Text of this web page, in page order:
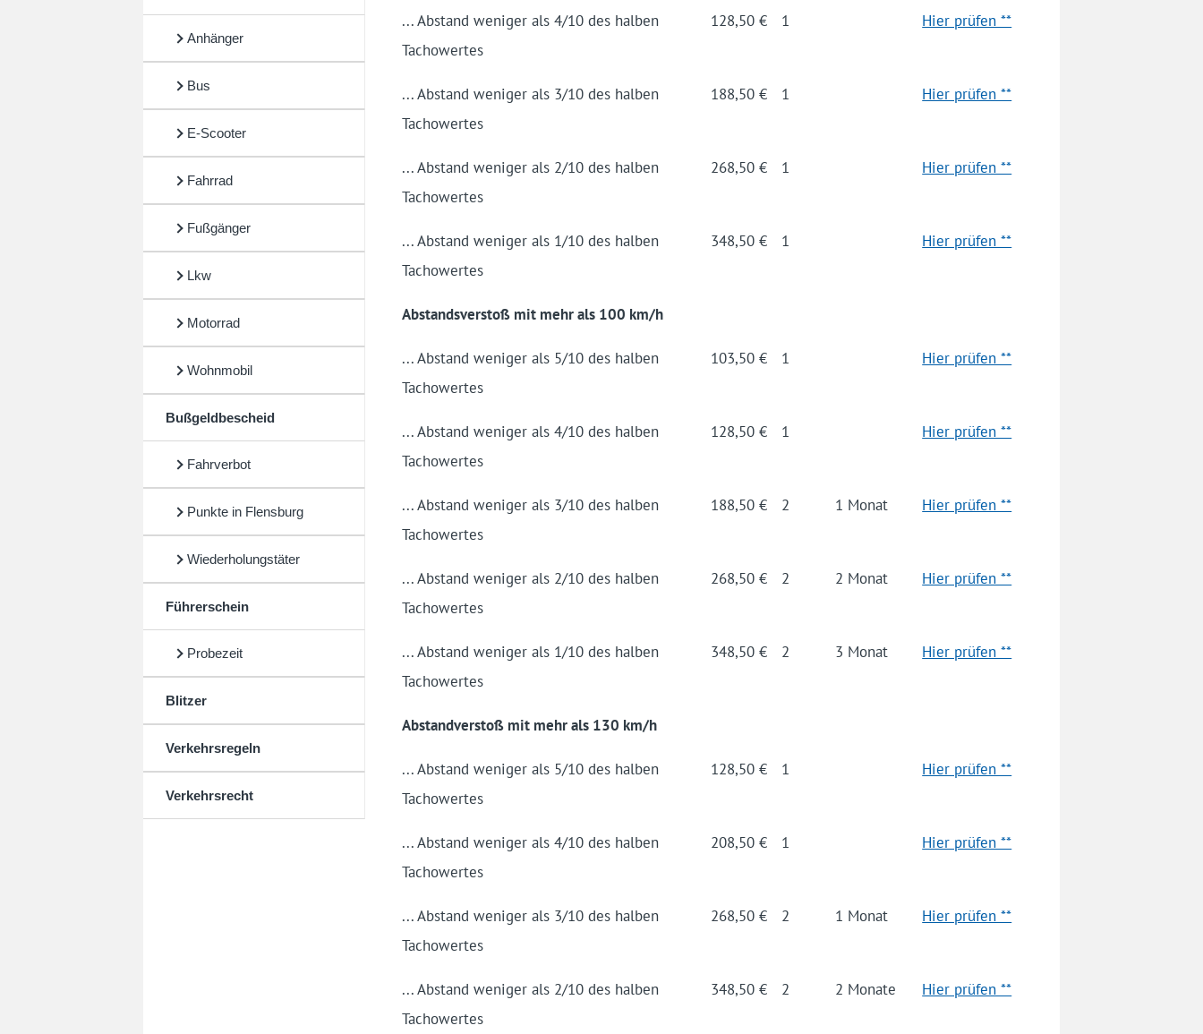
Anhänger
Bus
E-Scooter
Fahrrad
Fußgänger
Lkw
Motorrad
Wohnmobil
Bußgeldbescheid
Fahrverbot
Punkte in Flensburg
Wiederholungstäter
Führerschein
Probezeit
Blitzer
Verkehrsregeln
Verkehrsrecht
... Abstand weniger als 4/10 des halben
Tacho­wertes
128,50 € 1 Hier prüfen **
... Abstand weniger als 3/10 des halben
Tacho­wertes
188,50 € 1 Hier prüfen **
... Abstand weniger als 2/10 des halben
Tacho­wertes
268,50 € 1 Hier prüfen **
... Abstand weniger als 1/10 des halben
Tacho­wertes
348,50 € 1 Hier prüfen **
Abstandsverstoß mit mehr als 100 km/h
... Abstand weniger als 5/10 des halben
Tacho­wertes
103,50 € 1 Hier prüfen **
... Abstand weniger als 4/10 des halben
Tacho­wertes
128,50 € 1 Hier prüfen **
... Abstand weniger als 3/10 des halben
Tacho­wertes
188,50 € 2 1 Monat Hier prüfen **
... Abstand weniger als 2/10 des halben
Tacho­wertes
268,50 € 2 2 Monat Hier prüfen **
... Abstand weniger als 1/10 des halben
Tacho­wertes
348,50 € 2 3 Monat Hier prüfen **
Abstandverstoß mit mehr als 130 km/h
... Abstand weniger als 5/10 des halben
Tacho­wertes
128,50 € 1 Hier prüfen **
... Abstand weniger als 4/10 des halben
Tacho­wertes
208,50 € 1 Hier prüfen **
... Abstand weniger als 3/10 des halben
Tacho­wertes
268,50 € 2 1 Monat Hier prüfen **
... Abstand weniger als 2/10 des halben
Tacho­wertes
348,50 € 2 2 Monate Hier prüfen **